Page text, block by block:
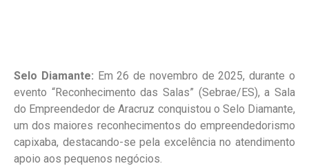
Selo Diamante: Em 26 de novembro de 2025, durante o
evento “Reconhecimento das Salas” (Sebrae/ES), a Sala
do Empreendedor de Aracruz conquistou o Selo Diamante,
um dos maiores reconhecimentos do empreendedorismo
capixaba, destacando-se pela excelência no atendimento
apoio aos pequenos negócios.